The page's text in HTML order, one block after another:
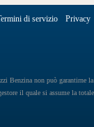
di servizio Privacy
Benzina non può garantirne
il quale si assume la